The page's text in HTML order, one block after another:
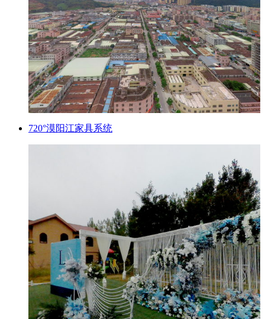
720°漠阳江家具系统